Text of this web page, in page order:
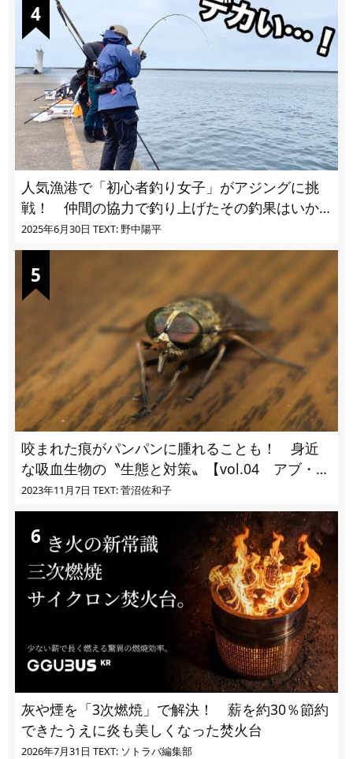
人気漁港で「初心者釣り女子」がアジングに挑
戦！ 仲間の協力で釣り上げたその釣果はいか
に!?
2025年6月30日 TEXT: 野中陽平
咬まれた痕がパンパンに腫れることも！ 身近
な吸血生物の〝生態と対策〟【vol.04 アブ・ブ
ユ・ヌカカ】
2023年11月7日 TEXT: 菅沼佐和子
灰や煙を「3次燃焼」で解決！ 薪を約30％節約
できたうえに炎も美しくなった焚火台
2026年7月31日 TEXT: ソトラバ編集部